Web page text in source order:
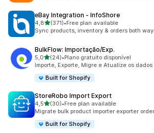
eBay Integration ‑ InfoShore
4,8de 5 estrelas
(371)
371 total de avaliações
•Free plan available
Sync products, inventory & orders both
BulkFlow: Importação/Exp.
5,0de 5 estrelas
(24)
24 total de avaliações
•Plano gratuito disponível
Importe, Exporte, Migre e Atualize os
Built for Shopify
StoreRobo Import Export
4,5de 5 estrelas
(30)
30 total de avaliações
•Free plan available
Migrate bulk product importer exporter
Built for Shopify